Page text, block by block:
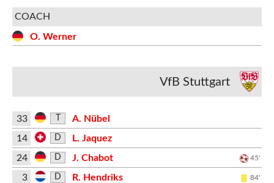
COACH
O. Werner
VfB Stuttgart
33
A. Nübel
14
D
L. Jaquez
24
D J. Chabot 45'
3 D R. Hendriks 84'